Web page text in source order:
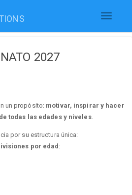
Toggle
2027
un propósito: motivar, inspirar y hacer
todas las edades y niveles.
por su estructura única:
por edad :